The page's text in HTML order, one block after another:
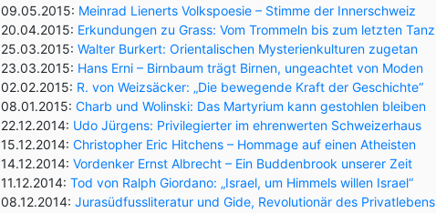
09.05.2015: Meinrad Lienerts Volkspoesie – Stimme der Innerschweiz
20.04.2015: Erkundungen zu Grass: Vom Trommeln bis zum letzten Tanz
25.03.2015: Walter Burkert: Orientalischen Mysterienkulturen zugetan
23.03.2015: Hans Erni – Birnbaum trägt Birnen, ungeachtet von Moden
02.02.2015: R. von Weizsäcker: „Die bewegende Kraft der Geschichte“
08.01.2015: Charb und Wolinski: Das Martyrium kann gestohlen bleiben
22.12.2014: Udo Jürgens: Privilegierter im ehrenwerten Schweizerhaus
15.12.2014: Christopher Eric Hitchens – Hommage auf einen Atheisten
14.12.2014: Vordenker Ernst Albrecht – Ein Buddenbrook unserer Zeit
11.12.2014: Tod von Ralph Giordano: „Israel, um Himmels willen Israel“
08.12.2014: Jurasüdfussliteratur und Gide, Revolutionär des Privatlebens